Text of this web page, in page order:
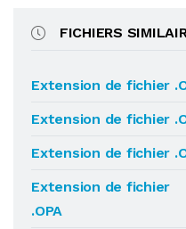
FICHIERS
Extension de fichier
Extension de fichier
Extension de fichier
Extension de fichier
.OPA